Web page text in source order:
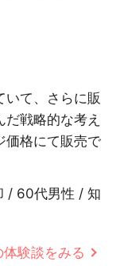
いて、さらに販
戦略的な考え
価格にて販売で
/ 60代男性 / 知
体験談をみる